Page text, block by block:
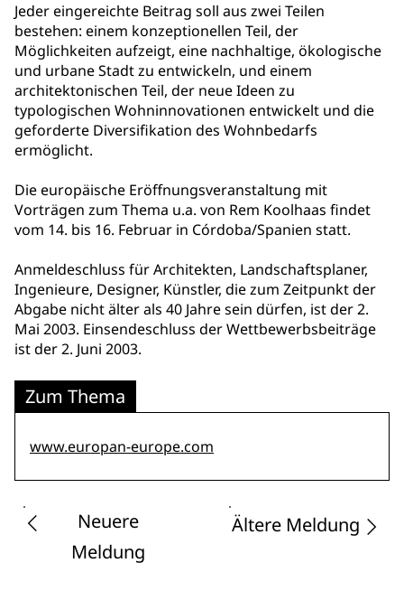
Jeder eingereichte Beitrag soll aus zwei Teilen
bestehen: einem konzeptionellen Teil, der
Möglichkeiten aufzeigt, eine nachhaltige, ökologische
und urbane Stadt zu entwickeln, und einem
architektonischen Teil, der neue Ideen zu
typologischen Wohninnovationen entwickelt und die
geforderte Diversifikation des Wohnbedarfs
ermöglicht.
Die europäische Eröffnungsveranstaltung mit
Vorträgen zum Thema u.a. von Rem Koolhaas findet
vom 14. bis 16. Februar in Córdoba/Spanien statt.
Anmeldeschluss für Architekten, Landschaftsplaner,
Ingenieure, Designer, Künstler, die zum Zeitpunkt der
Abgabe nicht älter als 40 Jahre sein dürfen, ist der 2.
Mai 2003. Einsendeschluss der Wettbewerbsbeiträge
ist der 2. Juni 2003.
Zum Thema
www.europan-europe.com
Neuere
Meldung
Ältere Meldung